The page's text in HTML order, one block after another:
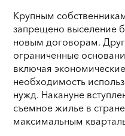
Крупным
запрещено выселение
новым договорам.
ограниченные
включая
необходимость
нужд. Накануне
съемное жилье в
максимальным